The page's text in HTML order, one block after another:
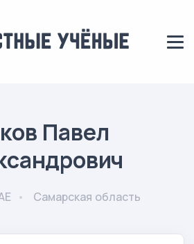
Павел
Самарская область